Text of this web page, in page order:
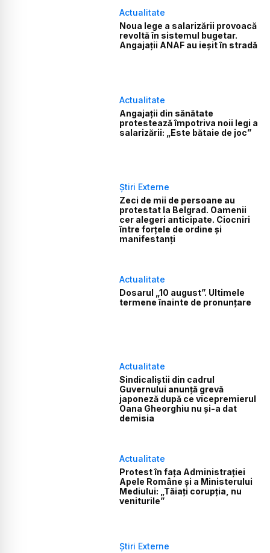
Actualitate
Noua lege a salarizării provoacă
revoltă în sistemul bugetar.
Angajații ANAF au ieșit în stradă
Actualitate
Angajații din sănătate
protestează împotriva noii legi a
salarizării: „Este bătaie de joc”
Știri Externe
Zeci de mii de persoane au
protestat la Belgrad. Oamenii
cer alegeri anticipate. Ciocniri
între forțele de ordine și
manifestanți
Actualitate
Dosarul „10 august”. Ultimele
termene înainte de pronunțare
Actualitate
Sindicaliștii din cadrul
Guvernului anunță grevă
japoneză după ce vicepremierul
Oana Gheorghiu nu și-a dat
demisia
Actualitate
Protest în fața Administrației
Apele Române și a Ministerului
Mediului: „Tăiați corupția, nu
veniturile”
Știri Externe